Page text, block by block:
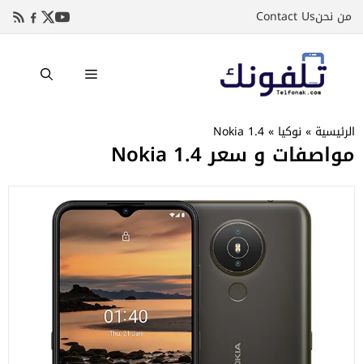
إلىمن نحنContact Us
القائمة
الرئيسية » نوكيا »
Nokia 1.4
مواصفات و سعر Nokia 1.4